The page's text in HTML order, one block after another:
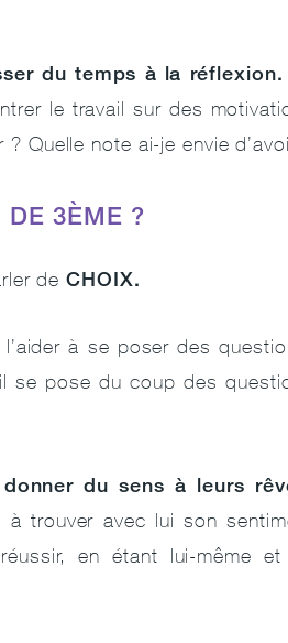
du temps à la réflexion.
le travail sur des
Quelle note ai-je envie
DE 3ÈME ?
de CHOIX.
à se poser des
se pose du coup des
du sens à leurs
trouver avec lui son
en étant lui-même